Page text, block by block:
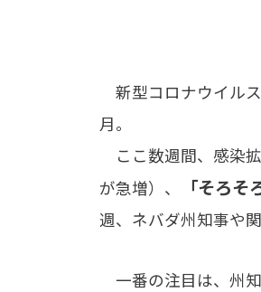
新型コロナウイル
月。
ここ数週間、感染
が急増）、
「そろそ
週、ネバダ州知事や
一番の注目は、州